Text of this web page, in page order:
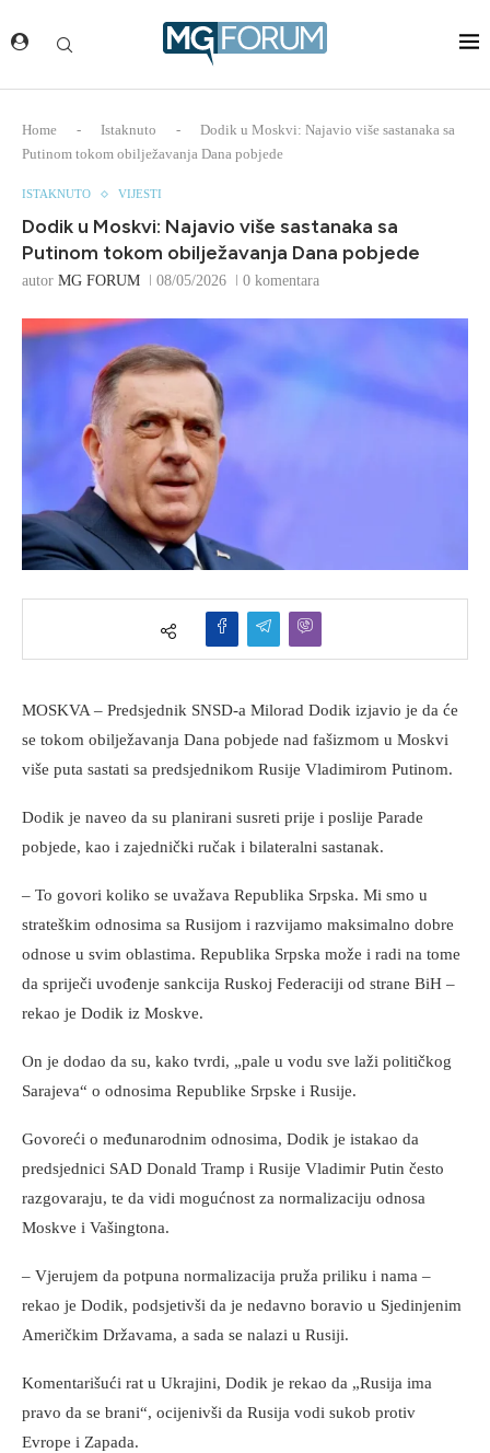
Home - Istaknuto -
Dodik u Moskvi: Najavio više sastanaka sa
Putinom tokom obilježavanja Dana pobjede
ISTAKNUTO VIJESTI
Dodik u Moskvi: Najavio više sastanaka sa
Putinom tokom obilježavanja Dana pobjede
autor MG FORUM 08/05/2026 0 komentara
MOSKVA – Predsjednik SNSD-a Milorad Dodik izjavio je da će
se tokom obilježavanja Dana pobjede nad fašizmom u Moskvi
više puta sastati sa predsjednikom Rusije Vladimirom Putinom.
Dodik je naveo da su planirani susreti prije i poslije Parade
pobjede, kao i zajednički ručak i bilateralni sastanak.
– To govori koliko se uvažava Republika Srpska. Mi smo u
strateškim odnosima sa Rusijom i razvijamo maksimalno dobre
odnose u svim oblastima. Republika Srpska može i radi na tome
da spriječi uvođenje sankcija Ruskoj Federaciji od strane BiH –
rekao je Dodik iz Moskve.
On je dodao da su, kako tvrdi, „pale u vodu sve laži političkog
Sarajeva“ o odnosima Republike Srpske i Rusije.
Govoreći o međunarodnim odnosima, Dodik je istakao da
predsjednici SAD Donald Tramp i Rusije Vladimir Putin često
razgovaraju, te da vidi mogućnost za normalizaciju odnosa
Moskve i Vašingtona.
– Vjerujem da potpuna normalizacija pruža priliku i nama –
rekao je Dodik, podsjetivši da je nedavno boravio u Sjedinjenim
Američkim Državama, a sada se nalazi u Rusiji.
Komentarišući rat u Ukrajini, Dodik je rekao da „Rusija ima
pravo da se brani“, ocijenivši da Rusija vodi sukob protiv
Evrope i Zapada.